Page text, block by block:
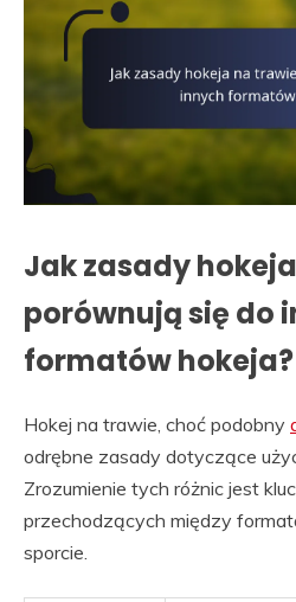
Jak zasady
porównują się do
formatów hokeja?
Hokej na trawie, choć podobny
odrębne zasady dotyczące
Zrozumienie tych różnic jest
przechodzących między
sporcie.